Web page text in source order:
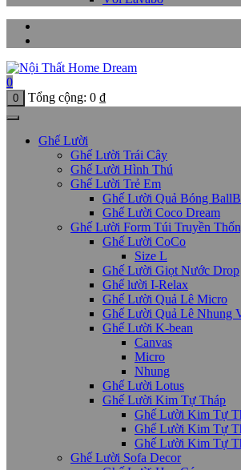
0
0 Tổng cộng: 0 ₫
Ghế Lười
Ghế Lười Trái Cây
Ghế Lười Hình Thú
Ghế Lười Trẻ Em
Ghế Lười Quả Bóng
Ghế Lười Coco Dream
Ghế Lười Form Túi Truyền
Ghế Lười CoCo
Size L
Ghế Lười Giọt Nước Drop
Ghế lười I-Relax
Ghế Lười Quả Lê Micro
Ghế Lười Quả Lê Nhung
Ghế Lười K-bean
Canvas
Micro
Nhung
Ghế Lười Lotus
Ghế Lười Kim Tự Tháp
Ghế Lười Kim Tự
Ghế Lười Kim Tự
Ghế Lười Kim Tự
Ghế Lười Sofa Decor